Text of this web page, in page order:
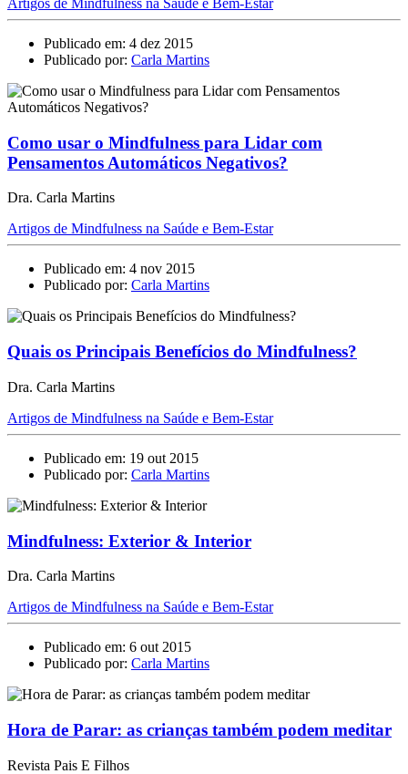
Artigos de Mindfulness na Saúde e Bem-Estar
Publicado em: 4 dez 2015
Publicado por: Carla Martins
Como usar o Mindfulness para Lidar com
Pensamentos Automáticos Negativos?
Dra. Carla Martins
Artigos de Mindfulness na Saúde e Bem-Estar
Publicado em: 4 nov 2015
Publicado por: Carla Martins
Quais os Principais Benefícios do Mindfulness?
Dra. Carla Martins
Artigos de Mindfulness na Saúde e Bem-Estar
Publicado em: 19 out 2015
Publicado por: Carla Martins
Mindfulness: Exterior & Interior
Dra. Carla Martins
Artigos de Mindfulness na Saúde e Bem-Estar
Publicado em: 6 out 2015
Publicado por: Carla Martins
Hora de Parar: as crianças também podem meditar
Revista Pais E Filhos